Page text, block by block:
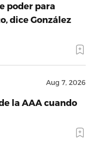
poder para
dice González
Aug 7, 2026
la AAA cuando